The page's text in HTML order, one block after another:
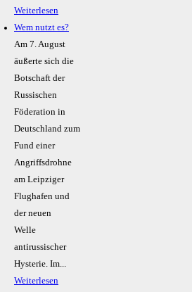
Weiterlesen
Wem nutzt es?
Am 7. August
äußerte sich die
Botschaft der
Russischen
Föderation in
Deutschland zum
Fund einer
Angriffsdrohne
am Leipziger
Flughafen und
der neuen
Welle
antirussischer
Hysterie. Im...
Weiterlesen